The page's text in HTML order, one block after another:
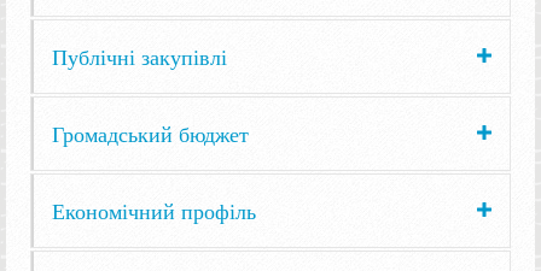
Публічні закупівлі
Громадський бюджет
Економічний профіль